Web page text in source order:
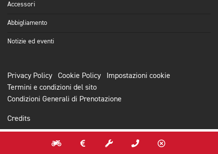
Accessori
Abbigliamento
Notizie ed eventi
Privacy Policy Cookie Policy
Impostazioni cookie
Termini e condizioni del sito
Condizioni Generali di Prenotazione
Credits